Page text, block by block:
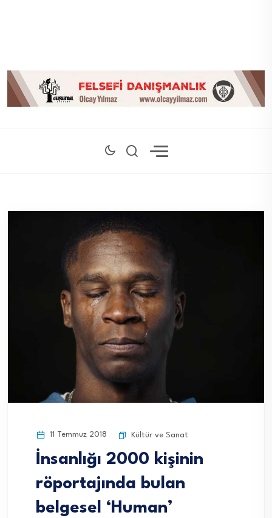
11 Temmuz 2018 Kültür ve Sanat
İnsanlığı 2000 kişinin
röportajında bulan
belgesel ‘Human’